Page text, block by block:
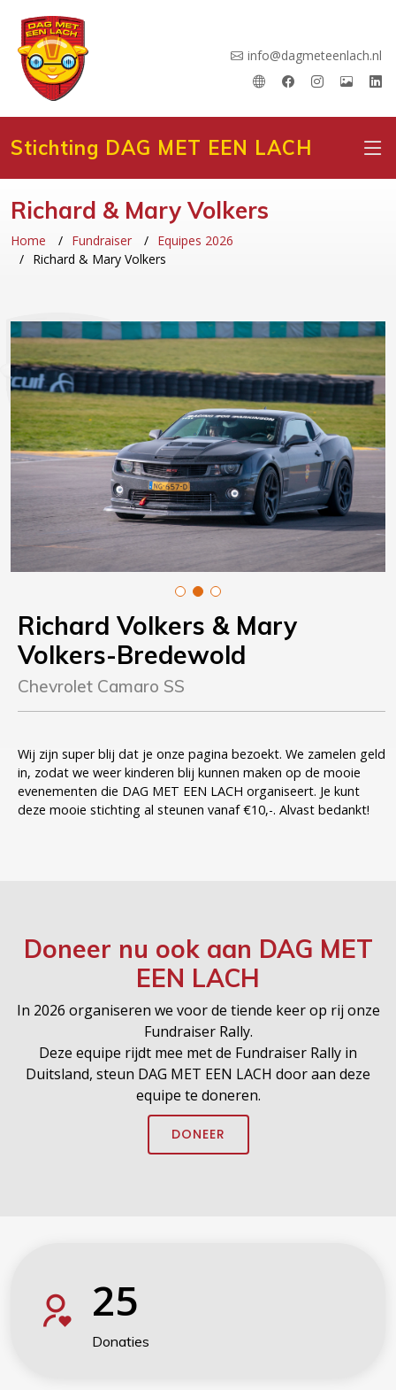
info@dagmeteenlach.nl
Stichting DAG MET EEN LACH
Richard & Mary Volkers
Home Fundraiser
Equipes 2026
Richard & Mary Volkers
Richard Volkers & Mary
Volkers-Bredewold
Chevrolet Camaro SS
Wij zijn super blij dat je onze pagina bezoekt. We zamelen geld
in, zodat we weer kinderen blij kunnen maken op de mooie
evenementen die DAG MET EEN LACH organiseert. Je kunt
Doneer nu ook aan DAG MET
EEN LACH
In 2026 organiseren we voor de tiende keer op rij onze
Fundraiser Rally.
Deze equipe rijdt mee met de Fundraiser Rally in
Duitsland, steun DAG MET EEN LACH door aan deze
equipe te doneren.
DONEER
25
Donaties